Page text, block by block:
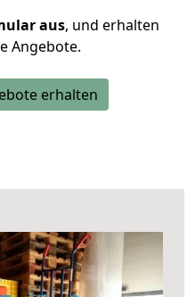
aus, und erhalten
Angebote.
erhalten